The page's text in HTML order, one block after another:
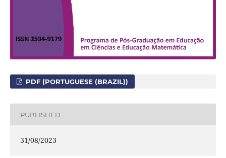
PDF (PORTUGUESE (BRAZIL))
PUBLISHED
31/08/2023